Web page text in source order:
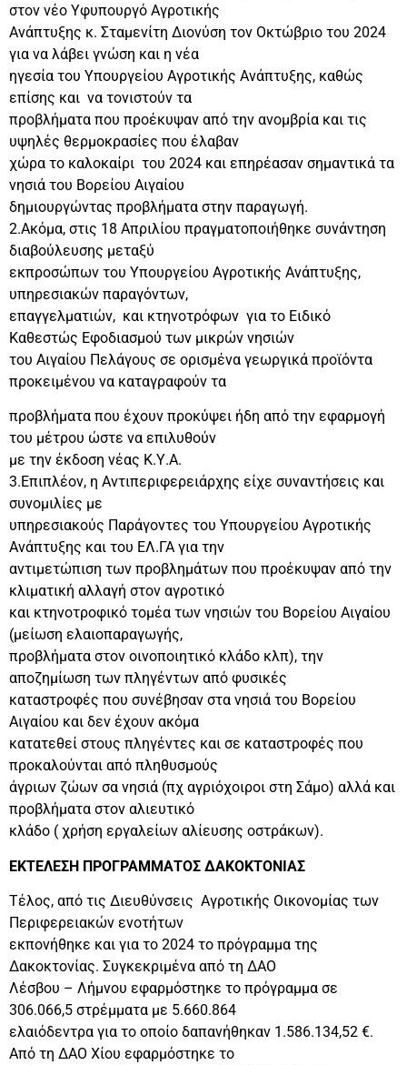
στον νέο Υφυπουργό Αγροτικής
Ανάπτυξης κ. Σταμενίτη Διονύση τον Οκτώβριο του 2024
για να λάβει γνώση και η νέα
ηγεσία του Υπουργείου Αγροτικής Ανάπτυξης, καθώς
επίσης και να τονιστούν τα
προβλήματα που προέκυψαν από την ανομβρία και τις
υψηλές θερμοκρασίες που έλαβαν
χώρα το καλοκαίρι του 2024 και επηρέασαν σημαντικά τα
νησιά του Βορείου Αιγαίου
δημιουργώντας προβλήματα στην παραγωγή.
2.Ακόμα, στις 18 Απριλίου πραγματοποιήθηκε συνάντηση
διαβούλευσης μεταξύ
εκπροσώπων του Υπουργείου Αγροτικής Ανάπτυξης,
υπηρεσιακών παραγόντων,
επαγγελματιών, και κτηνοτρόφων για το Ειδικό
Καθεστώς Εφοδιασμού των μικρών νησιών
του Αιγαίου Πελάγους σε ορισμένα γεωργικά προϊόντα
προκειμένου να καταγραφούν τα
προβλήματα που έχουν προκύψει ήδη από την εφαρμογή
του μέτρου ώστε να επιλυθούν
με την έκδοση νέας Κ.Υ.Α.
3.Επιπλέον, η Αντιπεριφερειάρχης είχε συναντήσεις και
συνομιλίες με
υπηρεσιακούς Παράγοντες του Υπουργείου Αγροτικής
Ανάπτυξης και του ΕΛ.ΓΑ για την
αντιμετώπιση των προβλημάτων που προέκυψαν από την
κλιματική αλλαγή στον αγροτικό
και κτηνοτροφικό τομέα των νησιών του Βορείου Αιγαίου
(μείωση ελαιοπαραγωγής,
προβλήματα στον οινοποιητικό κλάδο κλπ), την
αποζημίωση των πληγέντων από φυσικές
καταστροφές που συνέβησαν στα νησιά του Βορείου
Αιγαίου και δεν έχουν ακόμα
κατατεθεί στους πληγέντες και σε καταστροφές που
προκαλούνται από πληθυσμούς
άγριων ζώων σα νησιά (πχ αγριόχοιροι στη Σάμο) αλλά και
προβλήματα στον αλιευτικό
κλάδο ( χρήση εργαλείων αλίευσης οστράκων).
ΕΚΤΕΛΕΣΗ ΠΡΟΓΡΑΜΜΑΤΟΣ ΔΑΚΟΚΤΟΝΙΑΣ
Τέλος, από τις Διευθύνσεις Αγροτικής Οικονομίας των
Περιφερειακών ενοτήτων
εκπονήθηκε και για το 2024 το πρόγραμμα της
Δακοκτονίας. Συγκεκριμένα από τη ΔΑΟ
Λέσβου – Λήμνου εφαρμόστηκε το πρόγραμμα σε
306.066,5 στρέμματα με 5.660.864
ελαιόδεντρα για το οποίο δαπανήθηκαν 1.586.134,52 €.
Από τη ΔΑΟ Χίου εφαρμόστηκε το